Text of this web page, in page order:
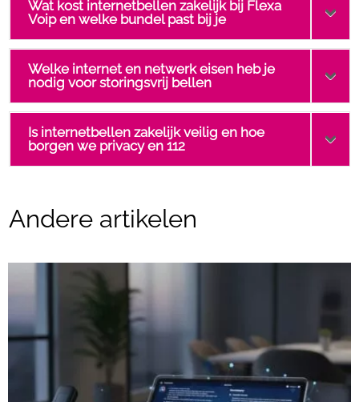
Wat kost internetbellen zakelijk bij Flexa
Voip en welke bundel past bij je
Welke internet en netwerk eisen heb je
nodig voor storingsvrij bellen
Is internetbellen zakelijk veilig en hoe
borgen we privacy en 112
Andere artikelen